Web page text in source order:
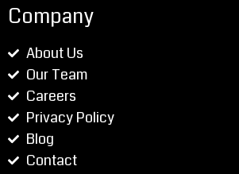
Company
About Us
Our Team
Careers
Privacy Policy
Blog
Contact